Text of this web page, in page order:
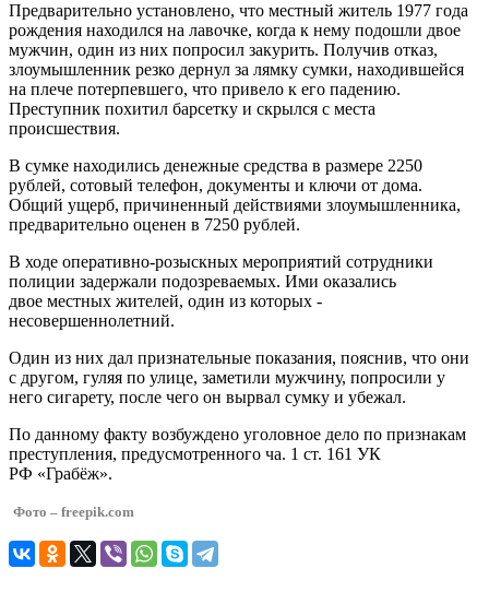
Предварительно установлено, что местный житель 1977 года
рождения находился на лавочке, когда к нему подошли двое
мужчин, один из них попросил закурить. Получив отказ,
злоумышленник резко дернул за лямку сумки, находившейся
на плече потерпевшего, что привело к его падению.
Преступник похитил барсетку и скрылся с места
происшествия.
В сумке находились денежные средства в размере 2250
рублей, сотовый телефон, документы и ключи от дома.
Общий ущерб, причиненный действиями злоумышленника,
предварительно оценен в 7250 рублей.
В ходе оперативно-розыскных мероприятий сотрудники
полиции задержали подозреваемых. Ими оказались
двое местных жителей, один из которых -
несовершеннолетний.
Один из них дал признательные показания, пояснив, что они
с другом, гуляя по улице, заметили мужчину, попросили у
него сигарету, после чего он вырвал сумку и убежал.
По данному факту возбуждено уголовное дело по признакам
преступления, предусмотренного ча. 1 ст. 161 УК
РФ «Грабёж».
Фото – freepik.com